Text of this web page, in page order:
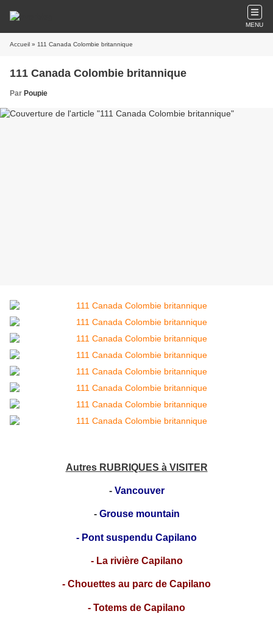
MENU
Accueil » 111 Canada Colombie britannique
111 Canada Colombie britannique
Par Poupie
Autres RUBRIQUES à VISITER
- Vancouver
- Grouse mountain
- Pont suspendu Capilano
-La rivière Capilano
- Chouettes au parc de Capilano
- Totems de Capilano